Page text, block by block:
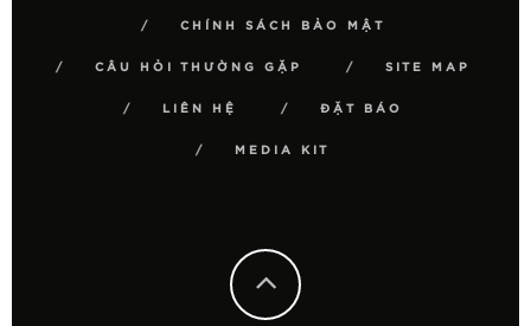
CHÍNH SÁCH BẢO MẬT
CÂU HỎI THƯỜNG GẶP SITE MAP
LIÊN HỆ ĐẶT BÁO
MEDIA KIT